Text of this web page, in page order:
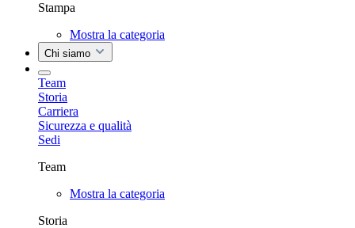
Stampa
Mostra la categoria
Chi siamo
Team
Storia
Carriera
Sicurezza e qualità
Sedi
Team
Mostra la categoria
Storia